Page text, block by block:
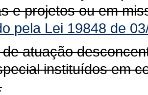
e projetos ou em
pela Lei 19848 de
atuação
instituídos em